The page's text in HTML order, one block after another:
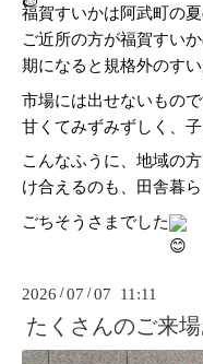
福賀すいかは阿武町の夏
ご近所の方が福賀すい
期になると規格外のす
市場には出せないもの
甘くてみずみずしく、
こんなふうに、地域の
け合えるのも、田舎暮
ごちそうさまでした
2026 /07 /07 11:11
たくさんのご来